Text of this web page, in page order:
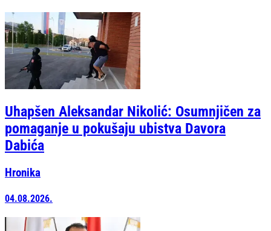
Uhapšen Aleksandar Nikolić: Osumnjičen za
pomaganje u pokušaju ubistva Davora
Dabića
Hronika
04.08.2026.